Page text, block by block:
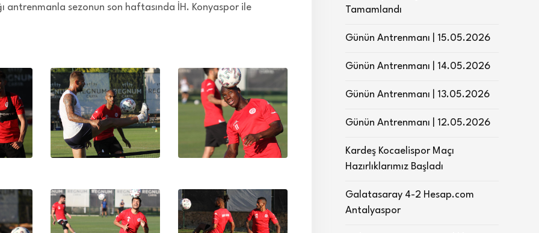
antrenmanla sezonun son haftasında İH. Konyaspor ile
Tamamlandı
Günün Antrenmanı | 15.05.2026
Günün Antrenmanı | 14.05.2026
Günün Antrenmanı | 13.05.2026
Günün Antrenmanı | 12.05.2026
Kardeş Kocaelispor Maçı
Hazırlıklarımız Başladı
Galatasaray 4-2 Hesap.com
Antalyaspor